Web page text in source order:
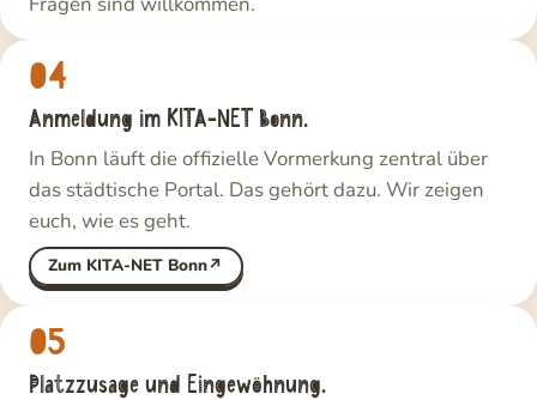
04
Anmeldung im KITA-NET Bonn.
In Bonn läuft die offizielle Vormerkung zentral über
das städtische Portal. Das gehört dazu. Wir zeigen
euch, wie es geht.
Zum KITA-NET Bonn
05
Platzzusage und Eingewöhnung.